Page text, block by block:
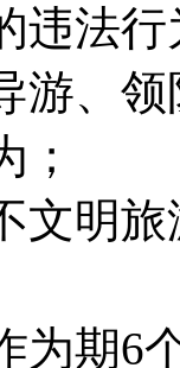
违法行
游、
；
文明
为期6